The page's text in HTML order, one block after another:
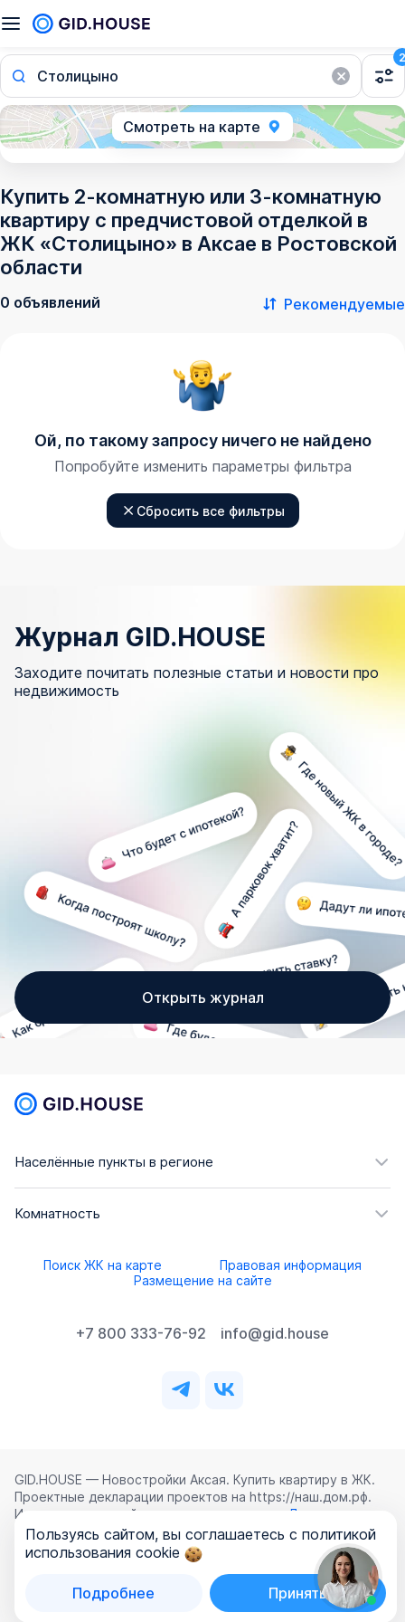
Столицыно
2
Смотреть на карте
Купить 2-комнатную или 3-комнатную
квартиру с предчистовой отделкой в
ЖК «Столицыно» в Аксае в Ростовской
области
0 объявлений Рекомендуемые
Ой, по такому запросу ничего не найдено
Попробуйте изменить параметры фильтра
Сбросить все фильтры
Журнал GID.HOUSE
Заходите почитать полезные статьи и новости про
недвижимость
Открыть журнал
Населённые пункты в регионе
Комнатность
Поиск ЖК на карте
Правовая информация
Размещение на сайте
+7 800 333-76-92 info@gid.house
GID.HOUSE — Новостройки Аксая. Купить квартиру в ЖК.
Проектные декларации проектов на https://наш.дом.рф.
Использование сайта означает согласие с
Лицензионным
соглашением ,Политикой конфиденциальностии
Политикой обработки персональных данных
ООО «ГИД.ХАУЗ»
Пользуясь сайтом, вы соглашаетесь с политикой
использования cookie
Подробнее Принять